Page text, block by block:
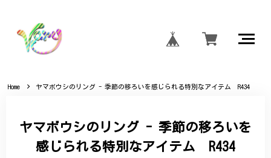
Home ヤマボウシのリング - 季節の移ろいを感じられる特別なアイテム R434
ヤマボウシのリング - 季節の移ろいを
感じられる特別なアイテム R434